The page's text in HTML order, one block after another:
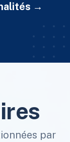
par